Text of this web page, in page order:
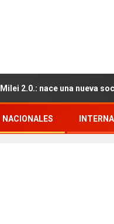
Milei 2.0.: nace una nueva
NACIONALES